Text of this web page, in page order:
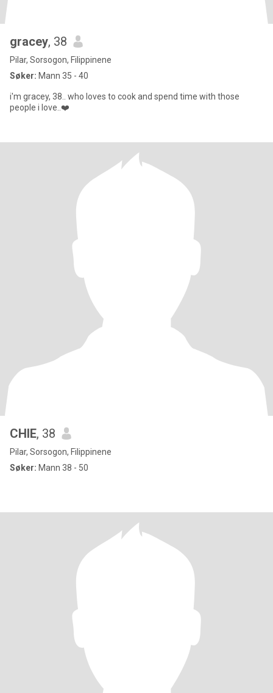
gracey, 38
Pilar, Sorsogon, Filippinene
Søker: Mann 35 - 40
i'm gracey, 38.. who loves to cook and spend time with those
people i love..❤️
CHIE, 38
Pilar, Sorsogon, Filippinene
Søker: Mann 38 - 50